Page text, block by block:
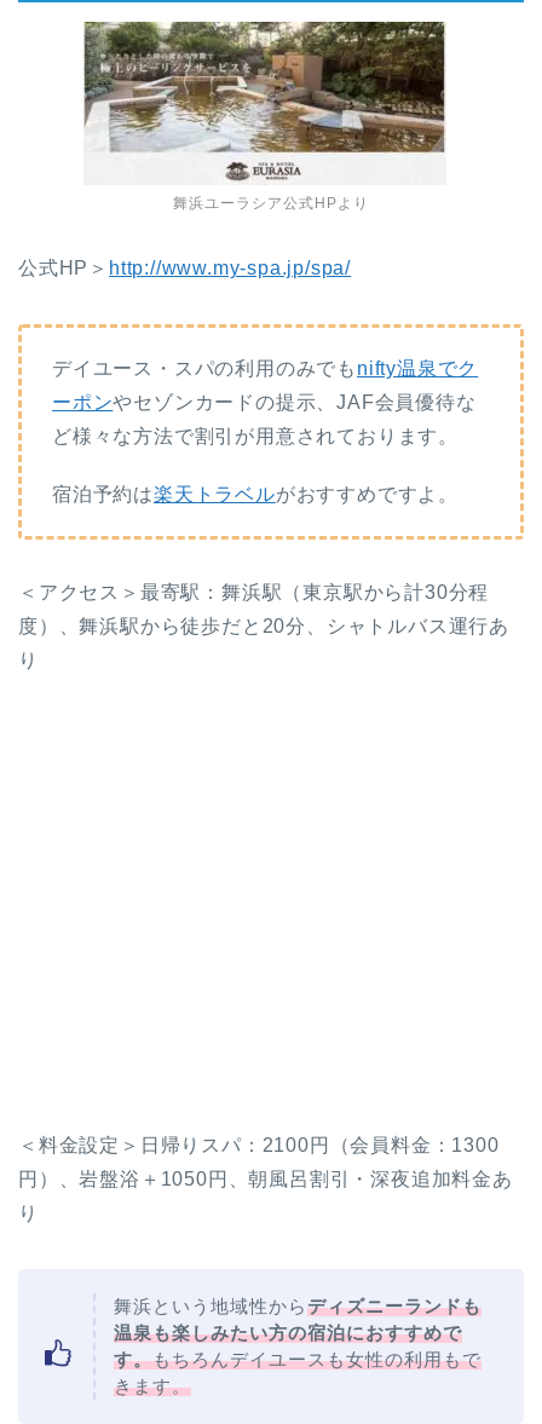
舞浜ユーラシア公式HPより
公式HP＞ http://www.my-spa.jp/spa/
デイユース・スパの利用のみでも nifty温泉でク
ーポンやセゾンカードの提示、JAF会員優待な
ど様々な方法で割引が用意されております。
宿泊予約は楽天トラベルがおすすめですよ。
＜アクセス＞最寄駅：舞浜駅（東京駅から計30分程
度）、舞浜駅から徒歩だと20分、シャトルバス運行あ
り
＜料金設定＞日帰りスパ：2100円（会員料金：1300
円）、岩盤浴＋1050円、朝風呂割引・深夜追加料金あ
り
舞浜という地域性からディズニーランドも
温泉も楽しみたい方の宿泊におすすめで
す。もちろんデイユースも女性の利用もで
きます。